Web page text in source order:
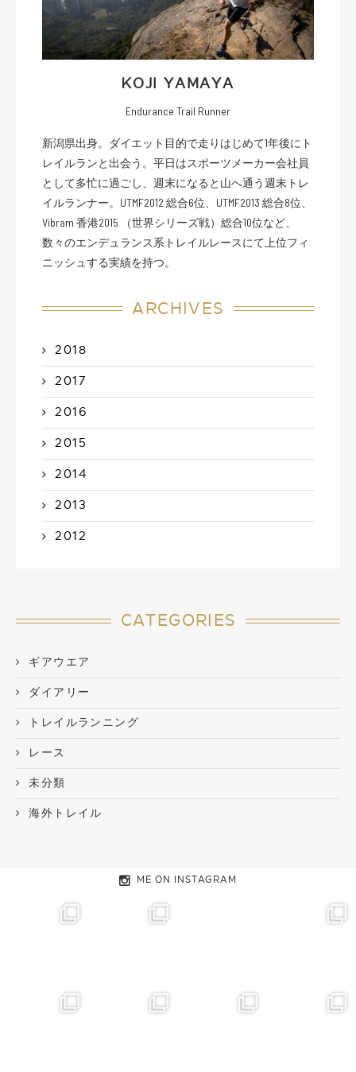
KOJI YAMAYA
Endurance Trail Runner
新潟県出身。ダイエット目的で走りはじめて1年後にト
レイルランと出会う。平日はスポーツメーカー会社員
として多忙に過ごし、週末になると山へ通う週末トレ
イルランナー。UTMF2012 総合6位、UTMF2013 総合8位、
Vibram 香港2015 （世界シリーズ戦）総合10位など、
数々のエンデュランス系トレイルレースにて上位フィ
ニッシュする実績を持つ。
ARCHIVES
2018
2017
2016
2015
2014
2013
2012
CATEGORIES
ギアウエア
ダイアリー
トレイルランニング
レース
未分類
海外トレイル
ME ON INSTAGRAM